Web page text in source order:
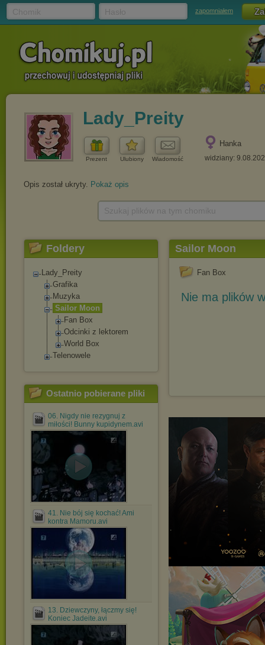
zapomniałem
Lady_Preity
Prezent Ulubiony Wiadomość
Hanka
widziany:
Opis został ukryty. Pokaż opis
Foldery
Lady_Preity
Grafika
Muzyka
Sailor Moon
Fan Box
Odcinki z lektorem
World Box
Telenowele
Ostatnio pobierane pliki
06. Nigdy nie rezygnuj z
miłości! Bunny kupidynem.avi
41. Nie bój się kochać! Ami
kontra Mamoru.avi
13. Dziewczyny, łączmy się!
Koniec Jadeite.avi
Sailor Moon
Fan Box
Nie ma plików